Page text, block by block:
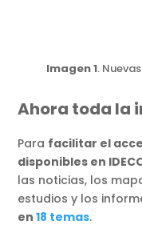
Imagen 1.
Ahora toda la
Para facilitar el
disponibles en
las noticias, los
estudios y los
en18 temas.